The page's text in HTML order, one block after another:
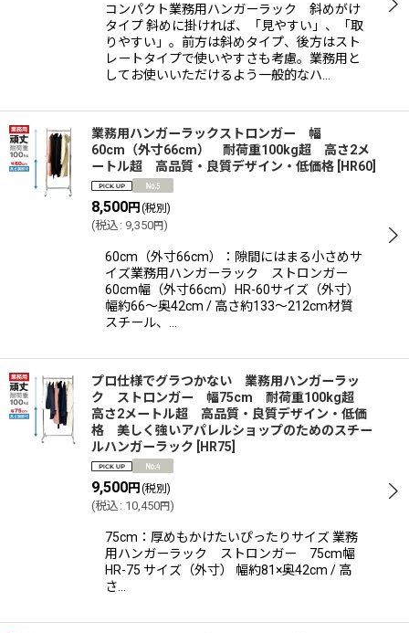
絞り込む
コンパクト業務用ハンガーラック 斜めがけ
タイプ 斜めに掛ければ、「見やすい」、「取
りやすい」。前方は斜めタイプ、後方はスト
レートタイプで使いやすさも考慮。業務用と
してお使いいただけるよう一般的なハ…
業務用ハンガーラックストロンガー 幅
60cm（外寸66cm） 耐荷重100kg超 高さ2メ
ートル超 高品質・良質デザイン・低価格 [HR60]
8,500円(税別)
(税込 : 9,350円)
60cm（外寸66cm）：隙間にはまる小さめサ
イズ業務用ハンガーラック ストロンガー
60cm幅（外寸66cm）HR-60サイズ（外寸）
幅約66〜奥42cm / 高さ約133〜212cm材質
スチール、…
プロ仕様でグラつかない 業務用ハンガーラッ
ク ストロンガー 幅75cm 耐荷重100kg超
高さ2メートル超 高品質・良質デザイン・低価
格 美しく強いアパレルショップのためのスチー
ルハンガーラック [HR75]
9,500円(税別)
(税込 : 10,450円)
75cm：厚めもかけたいぴったりサイズ 業務
用ハンガーラック ストロンガー 75cm幅
HR-75 サイズ（外寸） 幅約81×奥42cm / 高
さ…